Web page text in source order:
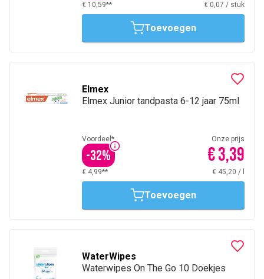
€ 10,59** € 0,07 / stuk
Toevoegen
Elmex
Elmex Junior tandpasta 6-12 jaar 75ml
Voordeel*
-32%
Onze prijs
€ 3,39
€ 4,99** € 45,20 /
Toevoegen
WaterWipes
Waterwipes On The Go 10 Doekjes